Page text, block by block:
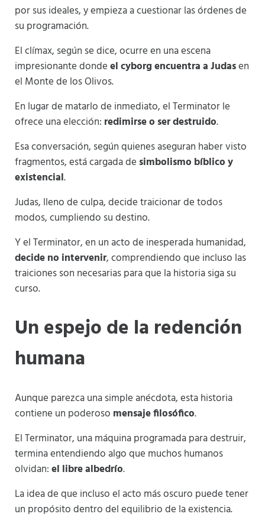
por sus ideales, y empieza a cuestionar las órdenes de
su programación.
El clímax, según se dice, ocurre en una escena
impresionante dondeel cyborg encuentra a Judasen
el Monte de los Olivos.
En lugar de matarlo de inmediato, el Terminator le
ofrece una elección: redimirse o ser destruido.
Esa conversación, según quienes aseguran haber visto
fragmentos, está cargada de simbolismo bíblico y
existencial.
Judas, lleno de culpa, decide traicionar de todos
modos, cumpliendo su destino.
Y el Terminator, en un acto de inesperada humanidad,
decide no intervenir, comprendiendo que incluso las
traiciones son necesarias para que la historia siga su
curso.
Un espejo de la redención
humana
Aunque parezca una simple anécdota, esta historia
contiene un poderoso mensaje filosófico.
El Terminator, una máquina programada para destruir,
termina entendiendo algo que muchos humanos
olvidan:el libre albedrío.
La idea de que incluso el acto más oscuro puede tener
un propósito dentro del equilibrio de la existencia.